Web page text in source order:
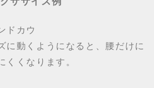
ドカウ
に動くようになると、腰だけに
くくなります。